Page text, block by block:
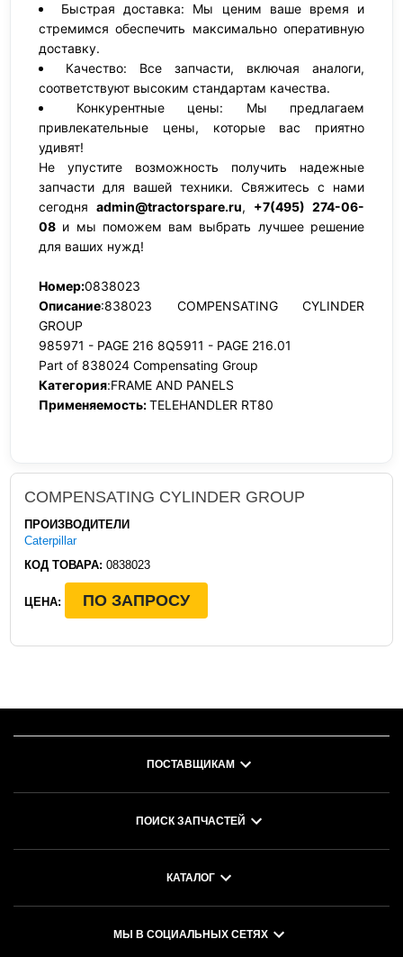
Быстрая доставка: Мы ценим ваше время и
стремимся обеспечить максимально оперативную
доставку.
Качество: Все запчасти, включая аналоги,
соответствуют высоким стандартам качества.
Конкурентные цены: Мы предлагаем
привлекательные цены, которые вас приятно
удивят!
Не упустите возможность получить надежные
запчасти для вашей техники. Свяжитесь с нами
сегодня admin@tractorspare.ru, +7(495) 274-06-
08 и мы поможем вам выбрать лучшее решение
для ваших нужд!
Номер:0838023
Описание:838023 COMPENSATING CYLINDER
GROUP
985971 - PAGE 216 8Q5911 - PAGE 216.01
Part of 838024 Compensating Group
Категория:FRAME AND PANELS
Применяемость:TELEHANDLER RT80
COMPENSATING CYLINDER GROUP
ПРОИЗВОДИТЕЛИ
Caterpillar
КОД ТОВАРА: 0838023
ЦЕНА: ПО ЗАПРОСУ
ПОСТАВЩИКАМ
ПОИСК ЗАПЧАСТЕЙ
КАТАЛОГ
МЫ В СОЦИАЛЬНЫХ СЕТЯХ